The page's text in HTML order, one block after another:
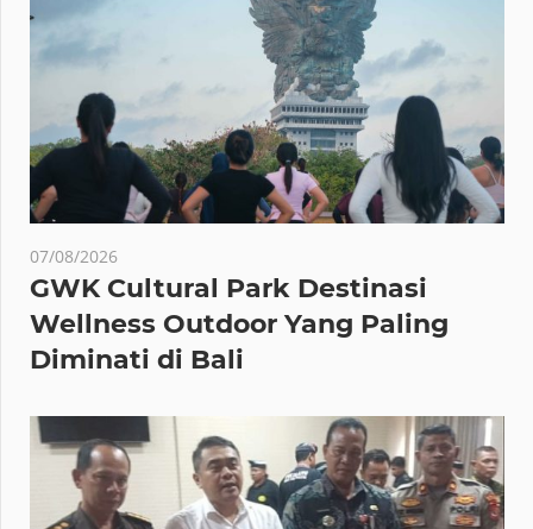
07/08/2026
GWK Cultural Park Destinasi
Wellness Outdoor Yang Paling
Diminati di Bali